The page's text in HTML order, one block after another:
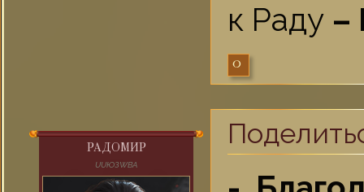
к Раду –
0
РАДOМИР
UUЮЗWВA